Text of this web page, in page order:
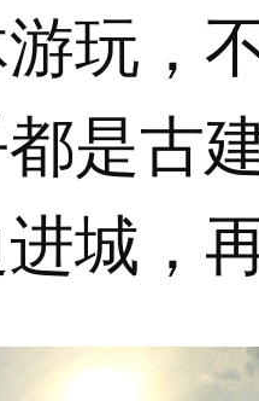
玩，
是古
城，